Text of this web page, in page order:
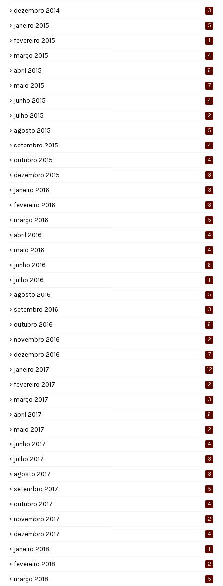
dezembro 2014 3
janeiro 2015 5
fevereiro 2015 1
março 2015 4
abril 2015 6
maio 2015 7
junho 2015 4
julho 2015 2
agosto 2015 5
setembro 2015 4
outubro 2015 4
dezembro 2015 3
janeiro 2016 3
fevereiro 2016 3
março 2016 5
abril 2016 4
maio 2016 4
junho 2016 6
julho 2016 1
agosto 2016 5
setembro 2016 3
outubro 2016 6
novembro 2016 2
dezembro 2016 7
janeiro 2017 12
fevereiro 2017 2
março 2017 3
abril 2017 6
maio 2017 2
junho 2017 4
julho 2017 3
agosto 2017 3
setembro 2017 5
outubro 2017 4
novembro 2017 2
dezembro 2017 4
janeiro 2018 1
fevereiro 2018 2
março 2018 5